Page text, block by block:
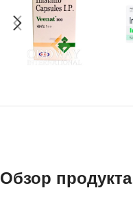
Обзор продукта